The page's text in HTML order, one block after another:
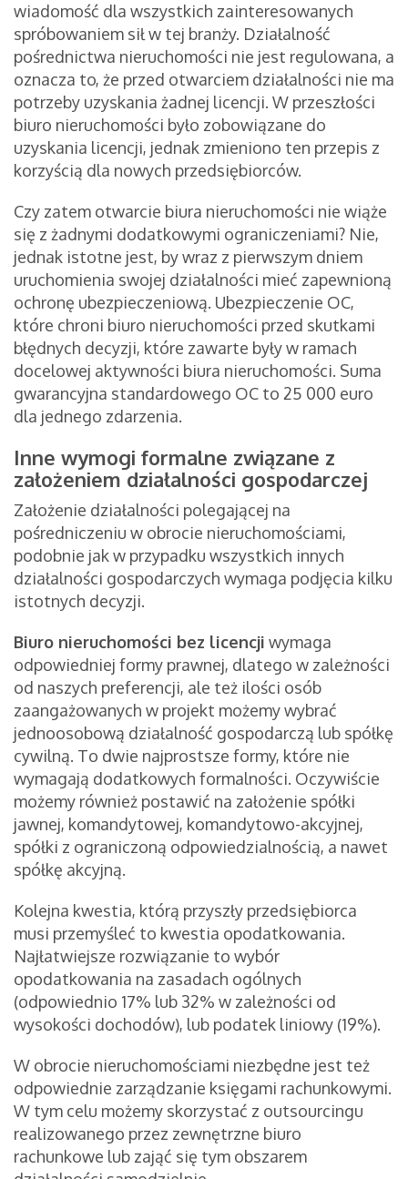
wiadomość dla wszystkich zainteresowanych
spróbowaniem sił w tej branży. Działalność
pośrednictwa nieruchomości nie jest regulowana, a
oznacza to, że przed otwarciem działalności nie ma
potrzeby uzyskania żadnej licencji. W przeszłości
biuro nieruchomości było zobowiązane do
uzyskania licencji, jednak zmieniono ten przepis z
korzyścią dla nowych przedsiębiorców.
Czy zatem otwarcie biura nieruchomości nie wiąże
się z żadnymi dodatkowymi ograniczeniami? Nie,
jednak istotne jest, by wraz z pierwszym dniem
uruchomienia swojej działalności mieć zapewnioną
ochronę ubezpieczeniową. Ubezpieczenie OC,
które chroni biuro nieruchomości przed skutkami
błędnych decyzji, które zawarte były w ramach
docelowej aktywności biura nieruchomości. Suma
gwarancyjna standardowego OC to 25 000 euro
dla jednego zdarzenia.
Inne wymogi formalne związane z
założeniem działalności gospodarczej
Założenie działalności polegającej na
pośredniczeniu w obrocie nieruchomościami,
podobnie jak w przypadku wszystkich innych
działalności gospodarczych wymaga podjęcia kilku
istotnych decyzji.
Biuro nieruchomości bez licencji wymaga
odpowiedniej formy prawnej, dlatego w zależności
od naszych preferencji, ale też ilości osób
zaangażowanych w projekt możemy wybrać
jednoosobową działalność gospodarczą lub spółkę
cywilną. To dwie najprostsze formy, które nie
wymagają dodatkowych formalności. Oczywiście
możemy również postawić na założenie spółki
jawnej, komandytowej, komandytowo-akcyjnej,
spółki z ograniczoną odpowiedzialnością, a nawet
spółkę akcyjną.
Kolejna kwestia, którą przyszły przedsiębiorca
musi przemyśleć to kwestia opodatkowania.
Najłatwiejsze rozwiązanie to wybór
opodatkowania na zasadach ogólnych
(odpowiednio 17% lub 32% w zależności od
wysokości dochodów), lub podatek liniowy (19%).
W obrocie nieruchomościami niezbędne jest też
odpowiednie zarządzanie księgami rachunkowymi.
W tym celu możemy skorzystać z outsourcingu
realizowanego przez zewnętrzne biuro
rachunkowe lub zająć się tym obszarem